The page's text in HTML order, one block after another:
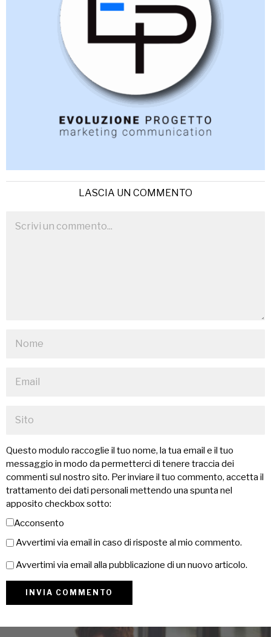
LASCIA UN COMMENTO
Questo modulo raccoglie il tuo nome, la tua email e il tuo
messaggio in modo da permetterci di tenere traccia dei
commenti sul nostro sito. Per inviare il tuo commento, accetta il
trattamento dei dati personali mettendo una spunta nel
apposito checkbox sotto:
Acconsento
Avvertimi via email in caso di risposte al mio commento.
Avvertimi via email alla pubblicazione di un nuovo articolo.